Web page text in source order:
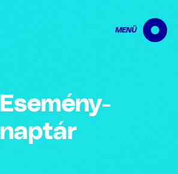
MENÜ
Esemény­
naptár